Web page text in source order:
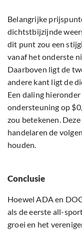
Belangrijke
dichtstbijzijnde
dit punt zou een
vanaf het onderste
Daarboven ligt de
andere kant ligt de
Een daling
ondersteuning op
zou betekenen.
handelaren de
houden.
Conclusie
Hoewel ADA en
als de eerste all-
groei en het